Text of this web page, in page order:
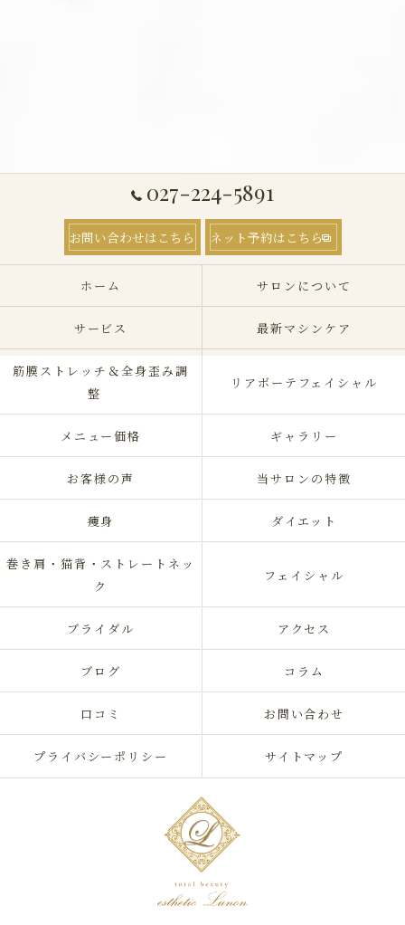
027-224-5891
お問い合わせはこちら ネット予約はこちら
ホーム サロンについて
サービス 最新マシンケア
筋膜ストレッチ＆全身歪み調
整
リアボーテフェイシャル
メニュー価格 ギャラリー
お客様の声 当サロンの特徴
痩身 ダイエット
巻き肩・猫背・ストレートネッ
ク
フェイシャル
ブライダル アクセス
ブログ コラム
口コミ お問い合わせ
プライバシーポリシー サイトマップ